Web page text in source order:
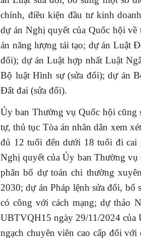
chính, điều kiện đầu tư kinh
dự án Nghị quyết của Quốc hội
án năng lượng tái tạo; dự án Luật
đổi); dự án Luật hợp nhất Luật
Bộ luật Hình sự (sửa đổi); dự án
Đất đai (sửa đổi).
Ủy ban Thường vụ Quốc hội cũng
tự, thủ tục Tòa án nhân dân xem
đủ 12 tuổi đến dưới 18 tuổi đi cai
Nghị quyết của Ủy ban Thường
phân bổ dự toán chi thường
2030; dự án Pháp lệnh sửa đổi, bổ
có công với cách mạng; dự thảo
UBTVQH15 ngày 29/11/2024 của
ngạch chuyên viên cao cấp đối